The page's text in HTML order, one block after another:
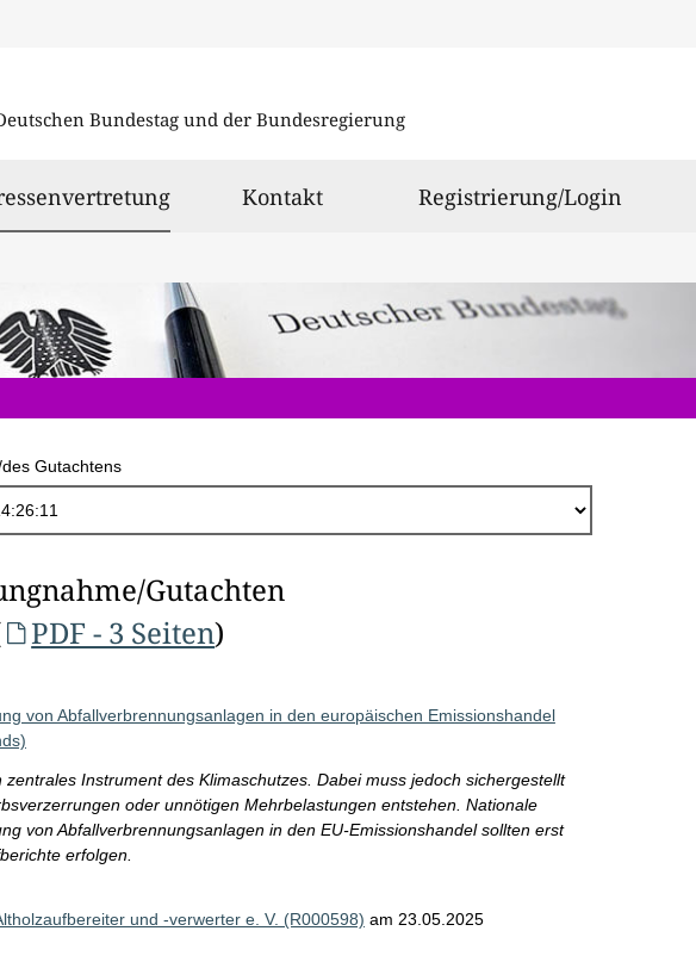
Bundestag und der Bundesregierung
ausgewählt
Kontakt Registrierung/Login
Gutachtens
Gutachten
PDF - 3 Seiten)
von Abfallverbrennungsanlagen in den europäischen Emissionshandel
Instrument des Klimaschutzes. Dabei muss jedoch sichergestellt
oder unnötigen Mehrbelastungen entstehen. Nationale
von Abfallverbrennungsanlagen in den EU-Emissionshandel sollten erst
erfolgen.
und -verwerter e. V. (R000598) am 23.05.2025